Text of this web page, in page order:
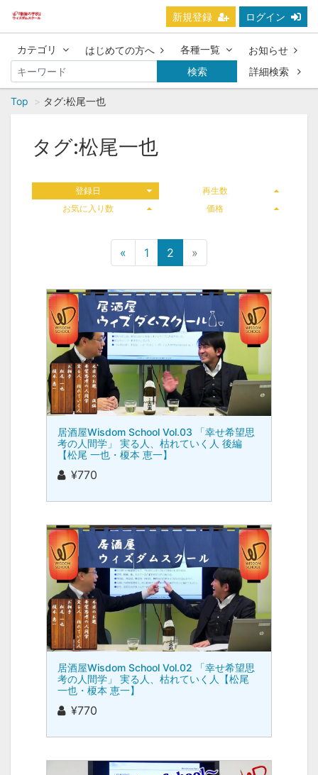
新規登録 ログイン
カテゴリ はじめての方へ 各種一覧
お知らせ
検索
詳細検索
Top タグ:松尾一也
タグ:松尾一也
登録日
再生数
お気に入り数
価格
« 1 2 »
居酒屋Wisdom School Vol.03 「幸せ希望思
考の人間学」 実る人、枯れていく人 後編
【松尾 一也・榎本 恵一】
¥770
居酒屋Wisdom School Vol.02 「幸せ希望思
考の人間学」 実る人、枯れていく人【松尾
一也・榎本 恵一】
¥770